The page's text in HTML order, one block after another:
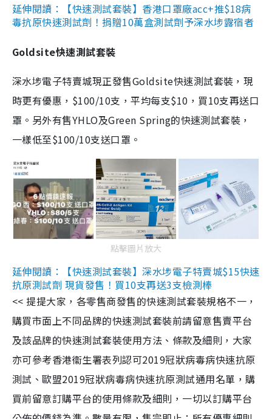
延伸閱讀：【快速測試套裝】香港口罩廠acc+推$18病
毒抗原快速測試劑！捐贈10萬盒測試劑予深水埗露宿者
Goldsite快速測試套裝
深水埗電子特賣城現正發售Goldsite快速測試套裝，現
時更有優惠，$100/10支，平均每支$10，買10支再送口
罩。另外有售YHLO及Green Spring的快速測試套裝，
一樣低至$100/10支送口罩。
點擊圖片放大
延伸閱讀：【快速測試套裝】深水埗電子特賣城$15快速
抗原測試劑 現貨發售！買10支再送3支檢測棒
<< 提提大家，各零售商發售的快速測試套裝規格不一，
購買市面上不同品牌的快速測試套裝前請留意售賣平台
及該品牌的快速測試套裝使用方法、條款及細則，大家
亦可參考香港衞生署表列認可2019冠狀病毒病快速抗原
測試、歐盟2019冠狀病毒病快速抗原測試通用名單，購
買前留意訂購平台的使用條款及細則，一切以訂購平台